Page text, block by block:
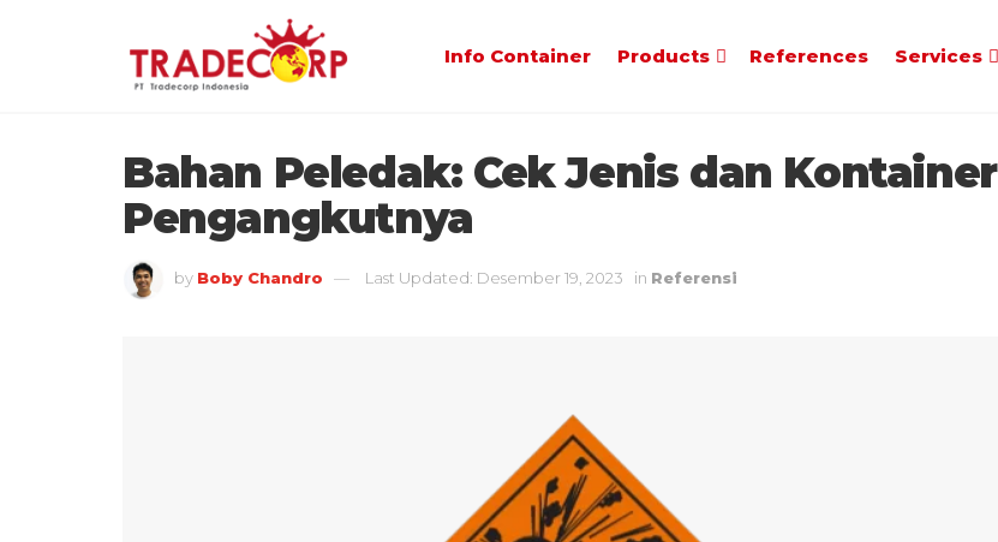
Info Container Products References Services
Bahan Peledak: Cek Jenis dan Kontainer
Pengangkutnya
by Boby Chandro Last Updated: Desember 19, 2023 in Referensi